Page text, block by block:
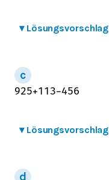
▾ Lösungsvorschlag
925+1 1 3−456
▾ Lösungsvorschlag